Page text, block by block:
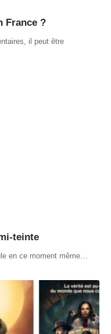
France ?
il peut être
teinte
en ce moment même…